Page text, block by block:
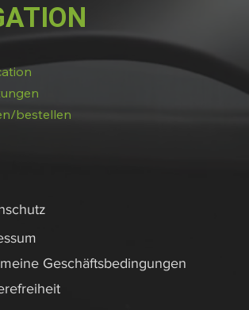
Geschäftsbedingungen
bestellen